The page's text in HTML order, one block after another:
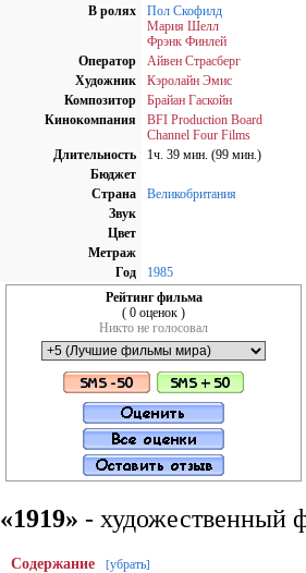
В ролях
Пол Скофилд
Мария Шелл
Фрэнк Финлей
Оператор
Айвен Страсберг
Художник
Кэролайн Эмис
Композитор
Брайан Гаскойн
Кинокомпания
BFI Production Board
Channel Four Films
Длительность
1ч. 39 мин. (99 мин.)
Бюджет
Страна
Великобритания
Звук
Цвет
Метраж
Год
1985
Рейтинг фильма
( 0 оценок )
Никто не голосовал
«1919» - художественный
Содержание [убрать]